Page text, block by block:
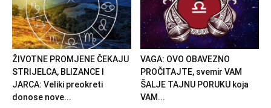
ŽIVOTNE PROMJENE ČEKAJU
STRIJELCA, BLIZANCE I
JARCA: Veliki preokreti
donose nove...
VAGA: OVO OBAVEZNO
PROČITAJTE, svemir VAM
ŠALJE TAJNU PORUKU koja
VAM...